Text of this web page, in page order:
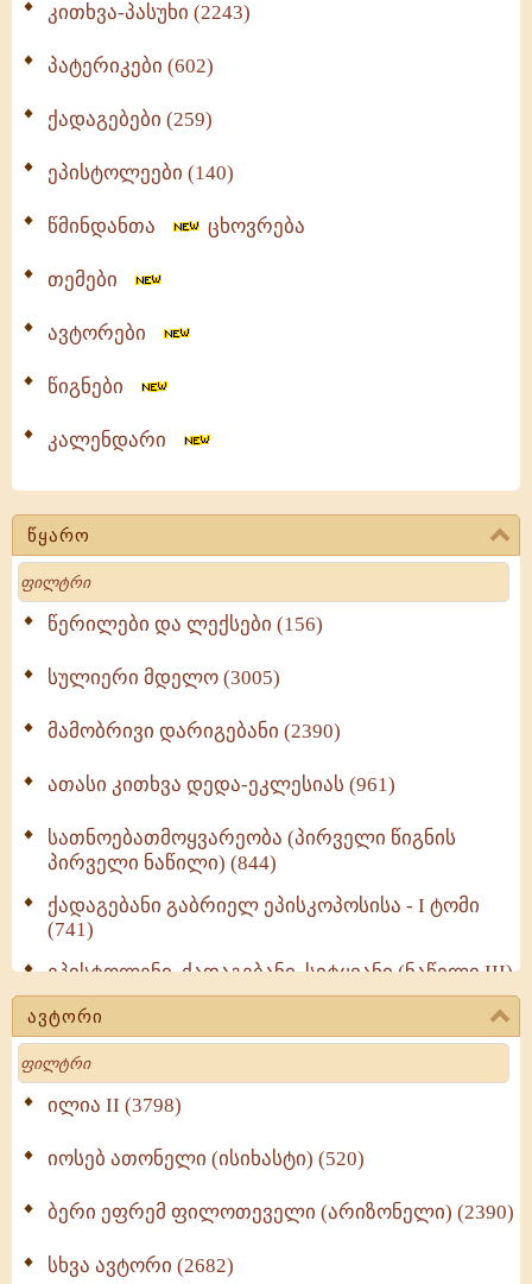
კითხვა-პასუხი (2243)
პატერიკები (602)
ქადაგებები (259)
ეპისტოლეები (140)
წმინდანთა ცხოვრება
თემები
ავტორები
წიგნები
კალენდარი
წყარო
Search
წერილები და ლექსები (156)
სულიერი მდელო (3005)
მამობრივი დარიგებანი (2390)
ათასი კითხვა დედა-ეკლესიას (961)
სათნოებათმოყვარეობა (პირველი წიგნის
პირველი ნაწილი) (844)
ქადაგებანი გაბრიელ ეპისკოპოსისა - I ტომი
(741)
ეპისტოლენი, ქადაგებანი, სიტყვანი (ნაწილი III)
(723)
მოძღვრის ძალზე სასარგებლო რჩევები
მრევლისათვის (545)
Wisdomge (514)
ქადაგებანი გაბრიელ ეპისკოპოსისა - II ტომი
სულიერი ცხოვრების სახელმძღვანელო -
ნაწილი II (369)
ავტორი
Search
ილია II (3798)
იოსებ ათონელი (ისიხასტი) (520)
ბერი ეფრემ ფილოთეველი (არიზონელი) (2390)
სხვა ავტორი (2682)